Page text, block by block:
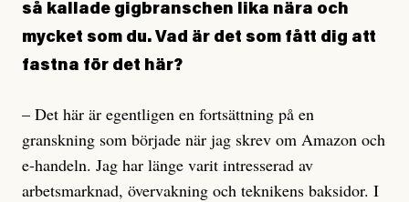
så kallade gigbranschen lika nära och
mycket som du. Vad är det som fått dig att
fastna för det här?
– Det här är egentligen en fortsättning på en
granskning som började när jag skrev om Amazon och
e-handeln. Jag har länge varit intresserad av
arbetsmarknad, övervakning och teknikens baksidor. I